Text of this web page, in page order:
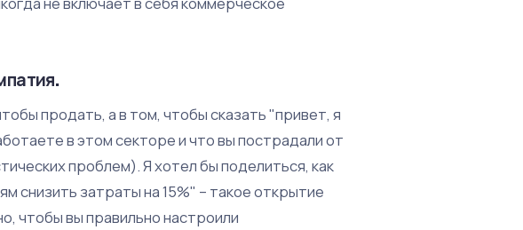
продать, а в том, чтобы сказать "привет, я
в этом секторе и что вы пострадали от
проблем). Я хотел бы поделиться, как
снизить затраты на 15%" – такое открытие
чтобы вы правильно настроили